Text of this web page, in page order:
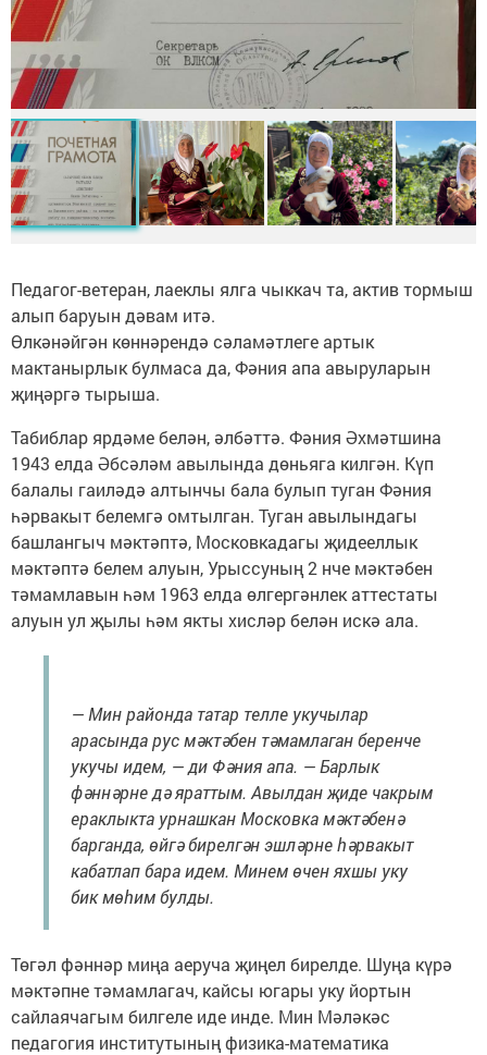
Педагог-ветеран, лаеклы ялга чыккач та, актив тормыш
алып баруын дәвам итә.
Өлкәнәйгән көннәрендә сәламәтлеге артык
мактанырлык булмаса да, Фәния апа авыруларын
җиңәргә тырыша.
Табиблар ярдәме белән, әлбәттә. Фәния Әхмәтшина
1943 елда Әбсәләм авылында дөньяга килгән. Күп
балалы гаиләдә алтынчы бала булып туган Фәния
һәрвакыт белемгә омтылган. Туган авылындагы
башлангыч мәктәптә, Московкадагы җидееллык
мәктәптә белем алуын, Урыссуның 2 нче мәктәбен
тәмамлавын һәм 1963 елда өлгергәнлек аттестаты
алуын ул җылы һәм якты хисләр белән искә ала.
— Мин районда татар телле укучылар
арасында рус мәктәбен тәмамлаган беренче
укучы идем, — ди Фәния апа. — Барлык
фәннәрне дә яраттым. Авылдан җиде чакрым
ераклыкта урнашкан Московка мәктәбенә
барганда, өйгә бирелгән эшләрне һәрвакыт
кабатлап бара идем. Минем өчен яхшы уку
бик мөһим булды.
Төгәл фәннәр миңа аеруча җиңел бирелде. Шуңа күрә
мәктәпне тәмамлагач, кайсы югары уку йортын
сайлаячагым билгеле иде инде. Мин Мәләкәс
педагогия институтының физика-математика